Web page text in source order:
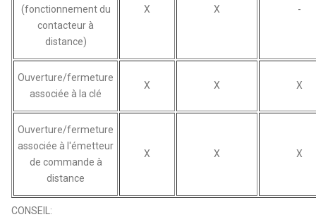
(fonctionnement du
contacteur à
distance)
X X -
Ouverture/fermeture
associée à la clé
X X X
Ouverture/fermeture
associée à l'émetteur
de commande à
distance
X X X
CONSEIL: